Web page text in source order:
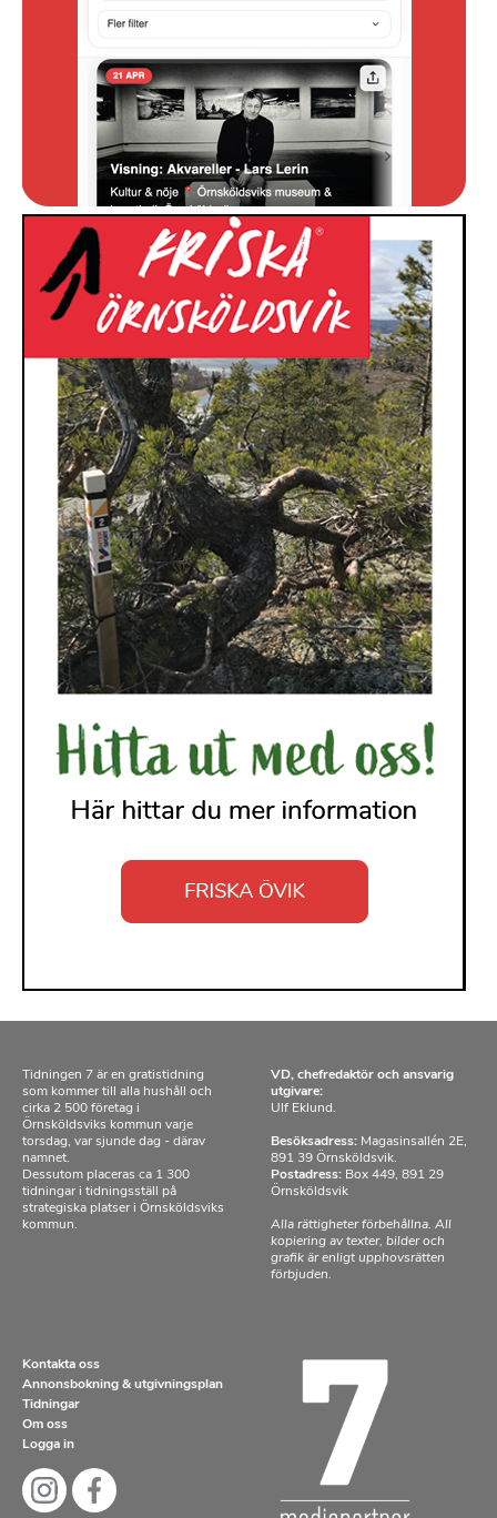
Tidningen 7 är en gratistidning
som kommer till alla hushåll och
cirka 2 500 företag i
Örnsköldsviks kommun varje
torsdag, var sjunde dag - därav
namnet.
Dessutom placeras ca 1 300
tidningar i tidningsställ på
strategiska platser i Örnsköldsviks
kommun.
VD, chefredaktör och ansvarig
utgivare:
Ulf Eklund.
Besöksadress: Magasinsallén 2E,
891 39 Örnsköldsvik.
Postadress: Box 449, 891 29
Örnsköldsvik
Alla rättigheter förbehållna. All
kopiering av texter, bilder och
grafik är enligt upphovsrätten
förbjuden.
Kontakta oss
Annonsbokning & utgivningsplan
Tidningar
Om oss
Logga in